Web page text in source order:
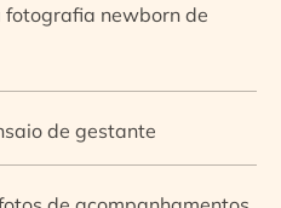
newborn de
de gestante